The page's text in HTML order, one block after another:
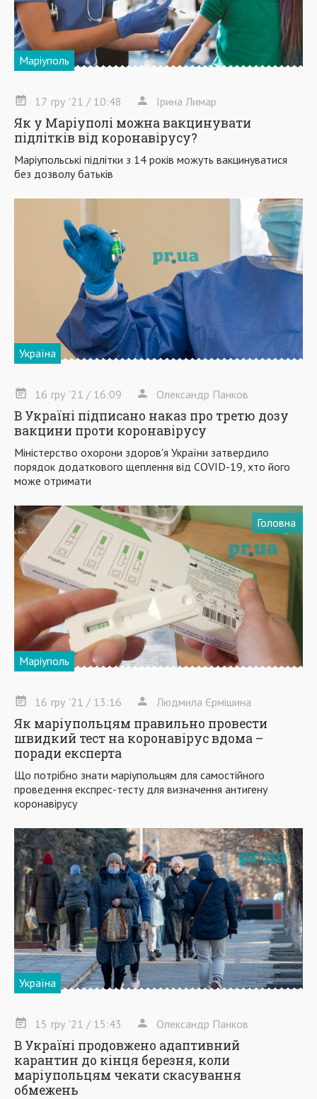
Маріуполь
17 гру '21 / 10:48 Ірина Лимар
Як у Маріуполі можна вакцинувати
підлітків від коронавірусу?
Маріупольські підлітки з 14 років можуть вакцинуватися
без дозволу батьків
Україна
16 гру '21 / 16:09 Олександр Панков
В Україні підписано наказ про третю дозу
вакцини проти коронавірусу
Міністерство охорони здоров'я України затвердило
порядок додаткового щеплення від COVID-19, хто його
може отримати
Головна
Маріуполь
16 гру '21 / 13:16 Людмила Єрмішина
Як маріупольцям правильно провести
швидкий тест на коронавірус вдома –
поради експерта
Що потрібно знати маріупольцям для самостійного
проведення експрес-тесту для визначення антигену
коронавірусу
Україна
15 гру '21 / 15:43 Олександр Панков
В Україні продовжено адаптивний
карантин до кінця березня, коли
маріупольцям чекати скасування
обмежень